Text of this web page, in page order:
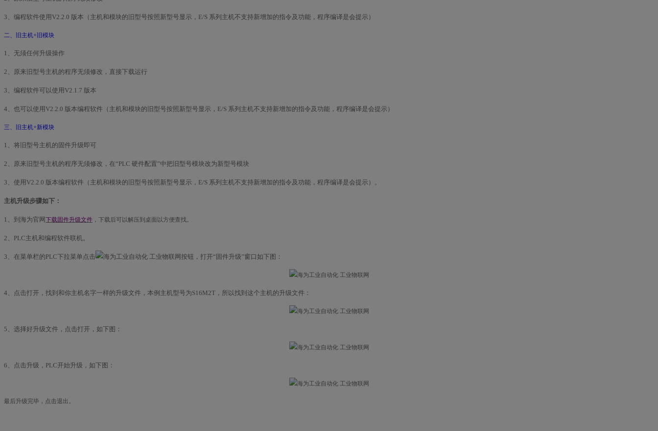
3、编程软件使用V2.2.0 版本（主机和模块的旧型号按照新型号显示，E/S 系列主机不支持新增加的指令及功能，程序编译是会提示）
二、旧主机+旧模块
1、无须任何升级操作
2、原来旧型号主机的程序无须修改，直接下载运行
3、编程软件可以使用V2.1.7 版本
4、也可以使用V2.2.0 版本编程软件（主机和模块的旧型号按照新型号显示，E/S 系列主机不支持新增加的指令及功能，程序编译是会提示）
三、旧主机+新模块
1、将旧型号主机的固件升级即可
2、原来旧型号主机的程序无须修改，在“PLC 硬件配置”中把旧型号模块改为新型号模块
3、使用V2.2.0 版本编程软件（主机和模块的旧型号按照新型号显示，E/S 系列主机不支持新增加的指令及功能，程序编译是会提示）。
主机升级步骤如下：
1、到海为官网下载固件升级文件 ，下载后可以解压到桌面以方便查找。
2、PLC主机和编程软件联机。
3、在菜单栏的PLC下拉菜单点击 按钮，打开“固件升级”窗口如下图：
4、点击打开，找到和你主机名字一样的升级文件，本例主机型号为S16M2T，所以找到这个主机的升级文件：
5、选择好升级文件，点击打开，如下图：
6、点击升级，PLC开始升级，如下图：
最后升级完毕，点击退出。